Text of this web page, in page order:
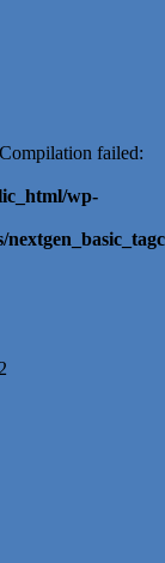
failed:
wp-